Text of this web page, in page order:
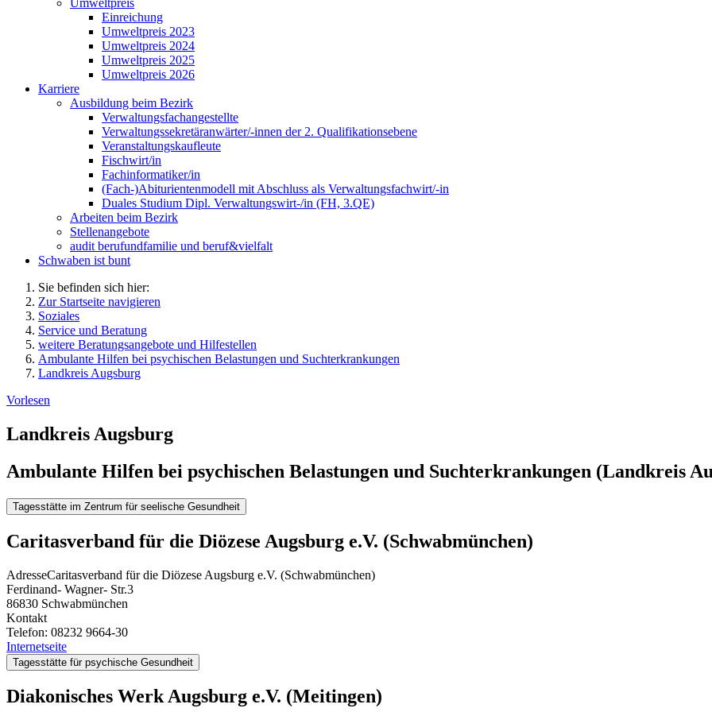
Umweltpreis
Einreichung
Umweltpreis 2023
Umweltpreis 2024
Umweltpreis 2025
Umweltpreis 2026
Karriere
Ausbildung beim Bezirk
Verwaltungsfachangestellte
Verwaltungssekretäranwärter/-innen der 2. Qualifikationsebene
Veranstaltungskaufleute
Fischwirt/in
Fachinformatiker/in
(Fach-)Abiturientenmodell mit Abschluss als Verwaltungsfachwirt/-in
Duales Studium Dipl. Verwaltungswirt-/in (FH, 3.QE)
Arbeiten beim Bezirk
Stellenangebote
audit berufundfamilie und beruf&vielfalt
Schwaben ist bunt
Sie befinden sich hier:
Zur Startseite navigieren
Soziales
Service und Beratung
weitere Beratungsangebote und Hilfestellen
Ambulante Hilfen bei psychischen Belastungen und Suchterkrankungen
Landkreis Augsburg
Vorlesen
Landkreis Augsburg
Ambulante Hilfen bei psychischen Belastungen und Suchterkrankungen (Landkreis
Tagesstätte im Zentrum für seelische Gesundheit
Caritasverband für die Diözese Augsburg e.V. (Schwabmünchen)
AdresseCaritasverband für die Diözese Augsburg e.V. (Schwabmünchen)
Ferdinand- Wagner- Str.3
86830 Schwabmünchen
Kontakt
Telefon: 08232 9664-30
Internetseite
Tagesstätte für psychische Gesundheit
Diakonisches Werk Augsburg e.V. (Meitingen)